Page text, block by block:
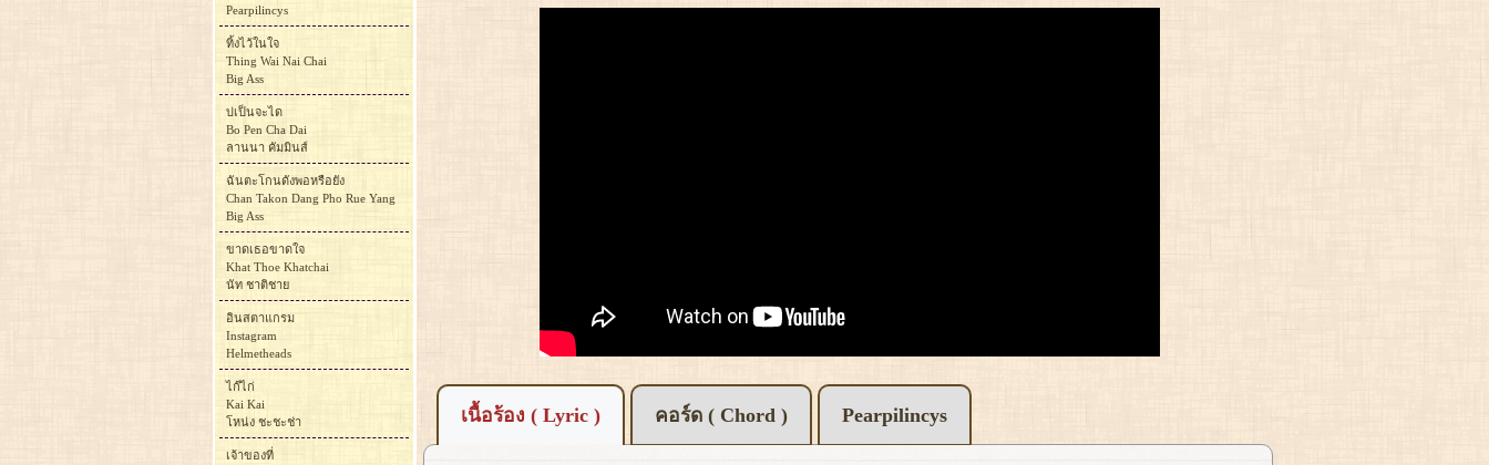
เนื้อร้อง ( Lyric ) คอร์ด ( Chord ) Pearpilincys
Pearpilincys
ทิ้งไว้ในใจ
Thing Wai Nai Chai
Big Ass
บ่เป็นจะได
Bo Pen Cha Dai
ลานนา คัมมินส์
ฉันตะโกนดังพอหรือยัง
Chan Takon Dang Pho Rue Yang
Big Ass
ขาดเธอขาดใจ
Khat Thoe Khatchai
นัท ชาติชาย
อินสตาแกรม
Instagram
Helmetheads
ไก๊ไก่
Kai Kai
โหน่ง ชะชะช่า
เจ้าของที่